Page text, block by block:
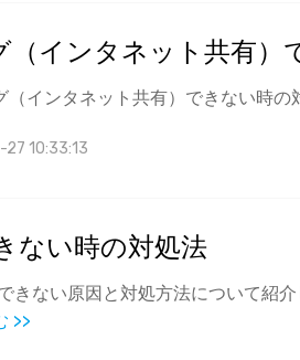
インタネット共有）
インタネット共有）できない時の
10:33:13
ない時の対処法
きない原因と対処方法について紹
>>